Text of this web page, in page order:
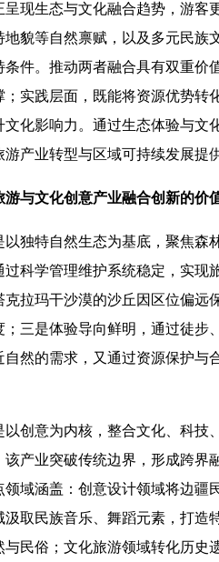
现生态与文化融合趋势，游客
地貌等自然禀赋，以及多元民
条件。推动两者融合具有双重
实践层面，既能将资源优势
化影响力。通过生态体验与
产业转型与区域可持续发展提
游与文化创意产业融合创新的价
特自然生态为基底，聚焦森
过科学管理维护系统稳定，实
克拉玛干沙漠的沙丘因区位偏
；三是体验导向鲜明，通过徒
然的需求，又通过资源保护
意为内核，整合文化、科技
该产业突破传统边界，形成跨
领域涵盖：创意设计领域将边
汲取民族音乐、舞蹈元素，打
民俗；文化旅游领域转化历史